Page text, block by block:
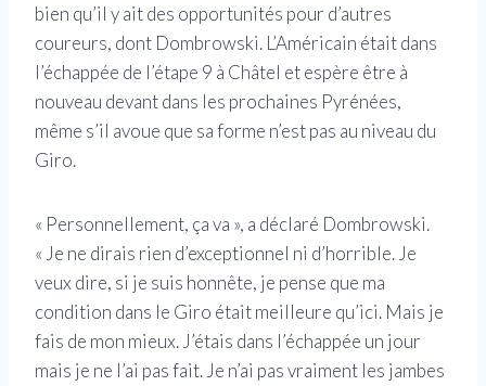
bien qu’il y ait des opportunités pour d’autres
coureurs, dont Dombrowski. L’Américain était dans
l’échappée de l’étape 9 à Châtel et espère être à
nouveau devant dans les prochaines Pyrénées,
même s’il avoue que sa forme n’est pas au niveau du
Giro.
« Personnellement, ça va », a déclaré Dombrowski.
« Je ne dirais rien d’exceptionnel ni d’horrible. Je
veux dire, si je suis honnête, je pense que ma
condition dans le Giro était meilleure qu’ici. Mais je
fais de mon mieux. J’étais dans l’échappée un jour
mais je ne l’ai pas fait. Je n’ai pas vraiment les jambes